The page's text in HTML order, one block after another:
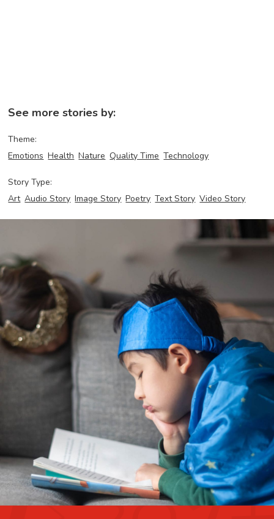
See more stories by:
Theme:
Emotions Health Nature Quality Time Technology
Story Type:
Art Audio Story Image Story Poetry Text Story Video Story